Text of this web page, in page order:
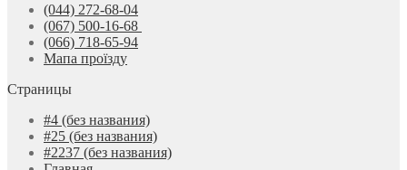
(044) 272-68-04
(067) 500-16-68
(066) 718-65-94
Мапа проїзду
Страницы
#4 (без названия)
#25 (без названия)
#2237 (без названия)